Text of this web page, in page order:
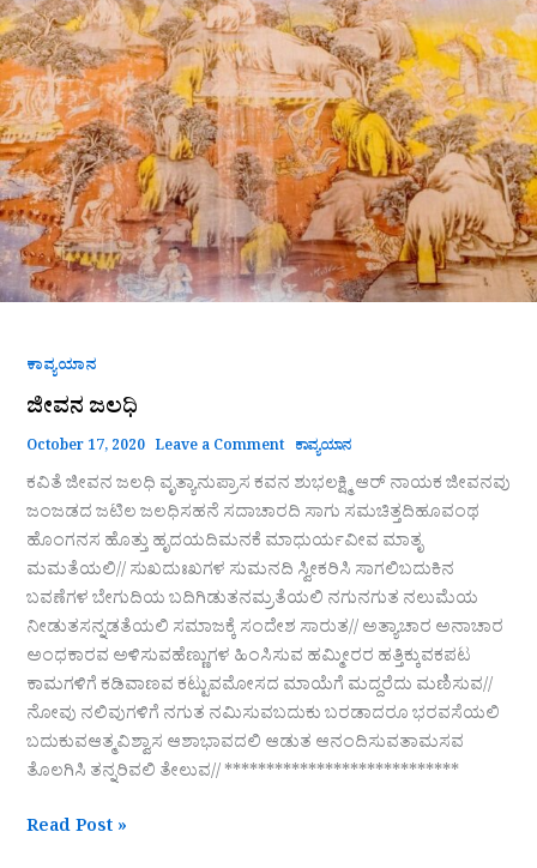
ಕಾವ್ಯಯಾನ
ಜೀವನ ಜಲಧಿ
October 17, 2020 Leave a Comment ಕಾವ್ಯಯಾನ
ಕವಿತೆ ಜೀವನ ಜಲಧಿ ವೃತ್ಯಾನುಪ್ರಾಸ ಕವನ ಶುಭಲಕ್ಷ್ಮಿ ಆರ್ ನಾಯಕ ಜೀವನವು
ಜಂಜಡದ ಜಟಿಲ ಜಲಧಿಸಹನೆ ಸದಾಚಾರದಿ ಸಾಗು ಸಮಚಿತ್ತದಿಹೂವಂಥ
ಹೊಂಗನಸ ಹೊತ್ತು ಹೃದಯದಿಮನಕೆ ಮಾಧುರ್ಯವೀವ ಮಾತೃ
ಮಮತೆಯಲಿ// ಸುಖದುಃಖಗಳ ಸುಮನದಿ ಸ್ವೀಕರಿಸಿ ಸಾಗಲಿಬದುಕಿನ
ಬವಣೆಗಳ ಬೇಗುದಿಯ ಬದಿಗಿಡುತನಮ್ರತೆಯಲಿ ನಗುನಗುತ ನಲುಮೆಯ
ನೀಡುತಸನ್ನಡತೆಯಲಿ ಸಮಾಜಕ್ಕೆ ಸಂದೇಶ ಸಾರುತ// ಅತ್ಯಾಚಾರ ಅನಾಚಾರ
ಅಂಧಕಾರವ ಅಳಿಸುವಹೆಣ್ಣುಗಳ ಹಿಂಸಿಸುವ ಹಮ್ಮೀರರ ಹತ್ತಿಕ್ಕುವಕಪಟ
ಕಾಮಗಳಿಗೆ ಕಡಿವಾಣವ ಕಟ್ಟುವಮೋಸದ ಮಾಯೆಗೆ ಮದ್ದರೆದು ಮಣಿಸುವ//
ನೋವು ನಲಿವುಗಳಿಗೆ ನಗುತ ನಮಿಸುವಬದುಕು ಬರಡಾದರೂ ಭರವಸೆಯಲಿ
ಬದುಕುವಆತ್ಮವಿಶ್ವಾಸ ಆಶಾಭಾವದಲಿ ಆಡುತ ಆನಂದಿಸುವತಾಮಸವ
ತೊಲಗಿಸಿ ತನ್ನರಿವಲಿ ತೇಲುವ// ****************************
Read Post »